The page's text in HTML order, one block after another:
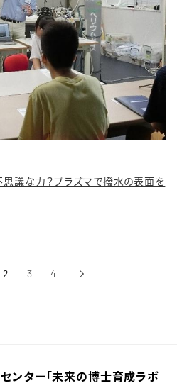
思議な力？プラズマで撥水の表面を
2 3 4 ›次へ
ター「未来の博士育成ラボ